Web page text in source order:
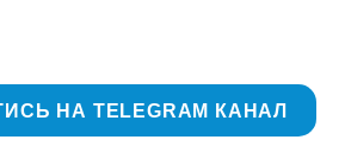
НА TELEGRAM КАНАЛ